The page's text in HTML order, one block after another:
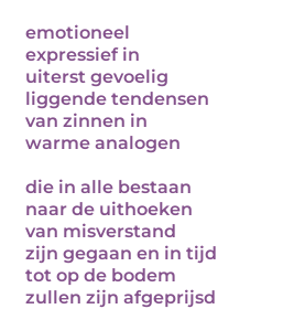
emotioneel
expressief in
uiterst gevoelig
liggende tendensen
van zinnen in
warme analogen
die in alle bestaan
naar de uithoeken
van misverstand
zijn gegaan en in tijd
tot op de bodem
zullen zijn afgeprijsd